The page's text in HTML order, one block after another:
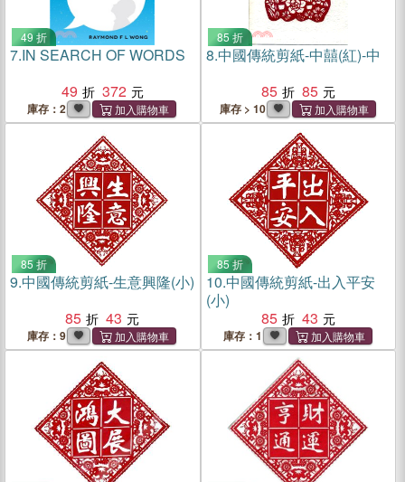
49 折
7.IN SEARCH OF WORDS
49
372
庫存：2
85 折
8.中國傳統剪紙-中囍(紅)-中
85
85
庫存 > 10
85 折
9.中國傳統剪紙-生意興隆(小)
85
43
庫存：9
85 折
10.中國傳統剪紙-出入平安
(小)
85
43
庫存：1